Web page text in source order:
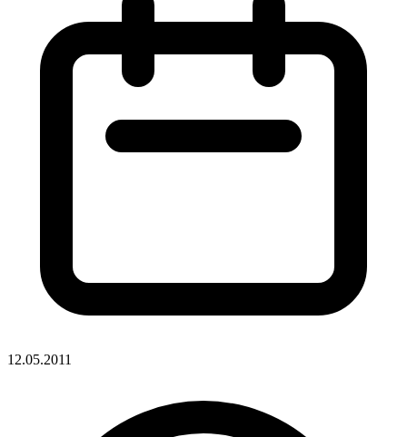
12.05.2011